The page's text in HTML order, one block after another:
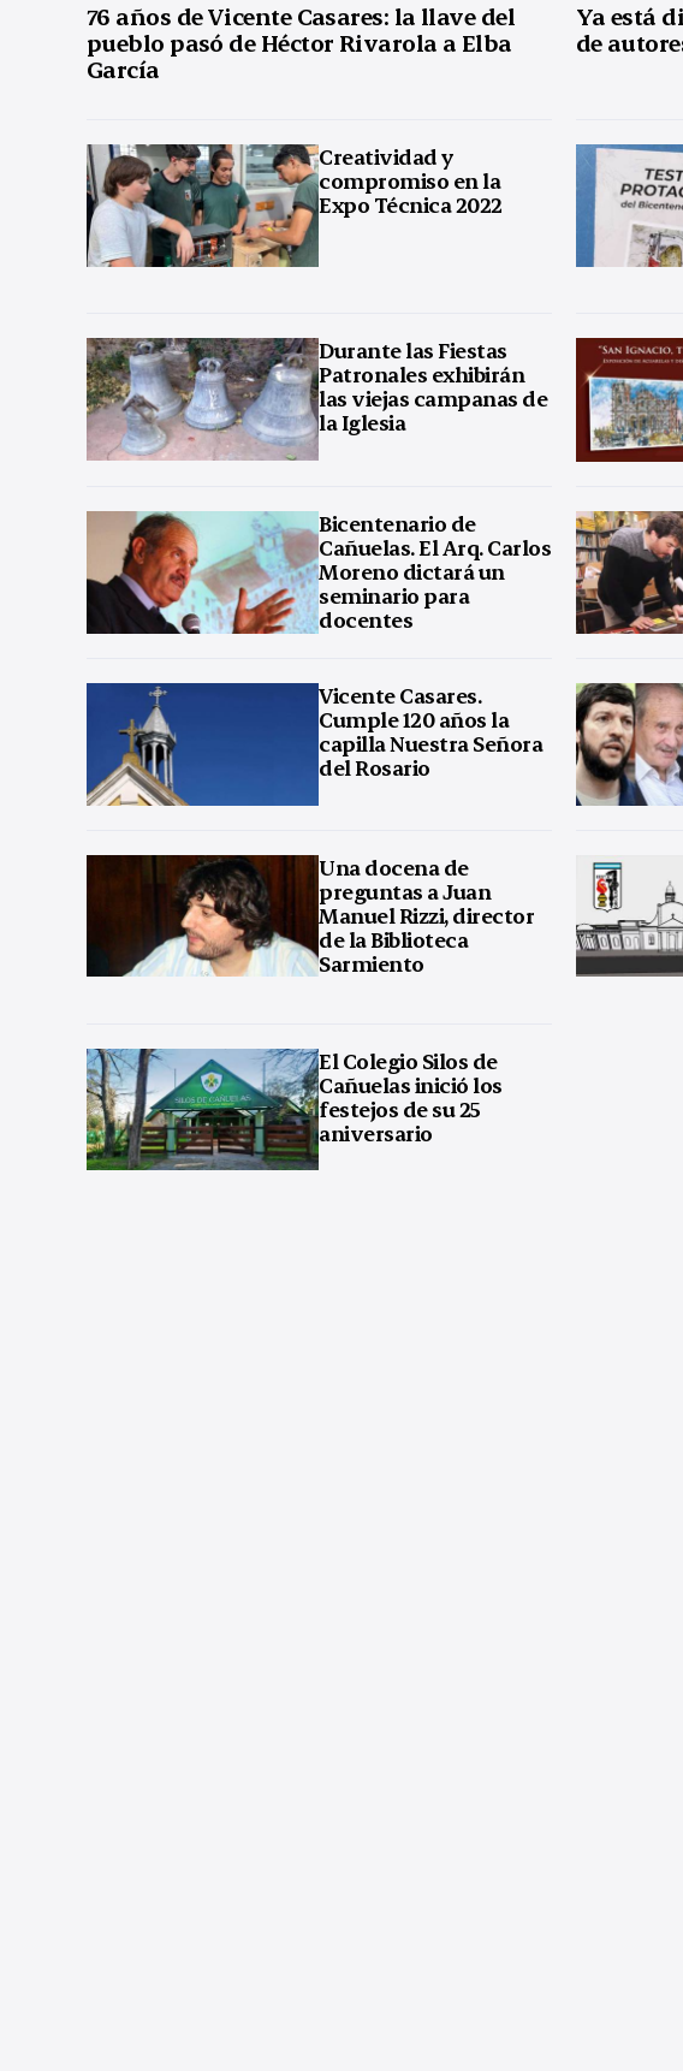
76 años de Vicente Casares: la llave del
pueblo pasó de Héctor Rivarola a Elba
García
Ya está
de
Creatividad y
compromiso en la
Expo Técnica 2022
Durante las Fiestas
Patronales exhibirán
las viejas campanas de
la Iglesia
Bicentenario de
Cañuelas. El Arq. Carlos
Moreno dictará un
seminario para
docentes
Vicente Casares.
Cumple 120 años la
capilla Nuestra Señora
del Rosario
Una docena de
preguntas a Juan
Manuel Rizzi, director
de la Biblioteca
Sarmiento
El Colegio Silos de
Cañuelas inició los
festejos de su 25
aniversario